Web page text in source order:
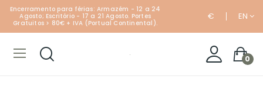
Encerramento para férias: Armazém - 12 a 24
Agosto; Escritório - 17 a 21 Agosto. Portes
Gratuitos > 80€ + IVA (Portual Continental).
€ EN
0